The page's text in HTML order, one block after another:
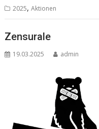
2025,Aktionen
Zensurale
19.03.2025 admin